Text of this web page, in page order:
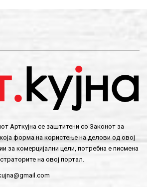
Арткујна се заштитени со Законот за
форма на користење на делови од овој
за комерцијални цели, потребна е писмена
на овој портал.